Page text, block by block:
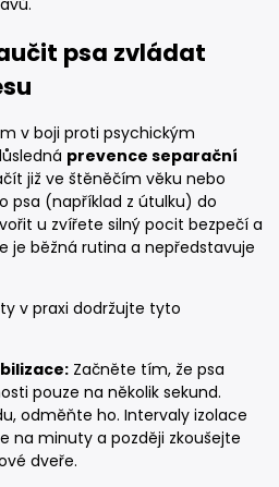
psa zvládat
v boji proti psychickým
prevence separační
již ve štěněčím věku nebo
psa (například z útulku) do
u zvířete silný pocit bezpečí a
je běžná rutina a nepředstavuje
v praxi dodržujte tyto
Začněte tím, že psa
pouze na několik sekund.
odměňte ho. Intervaly izolace
na minuty a později zkoušejte
dveře.